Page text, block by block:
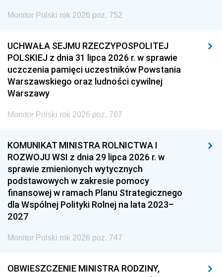
Monitor Polski rok 2026 poz. 752
UCHWAŁA SEJMU RZECZYPOSPOLITEJ
POLSKIEJ z dnia 31 lipca 2026 r. w sprawie
uczczenia pamięci uczestników Powstania
Warszawskiego oraz ludności cywilnej
Warszawy
Monitor Polski rok 2026 poz. 767
KOMUNIKAT MINISTRA ROLNICTWA I
ROZWOJU WSI z dnia 29 lipca 2026 r. w
sprawie zmienionych wytycznych
podstawowych w zakresie pomocy
finansowej w ramach Planu Strategicznego
dla Wspólnej Polityki Rolnej na lata 2023–
2027
Monitor Polski rok 2026 poz. 747
OBWIESZCZENIE MINISTRA RODZINY,